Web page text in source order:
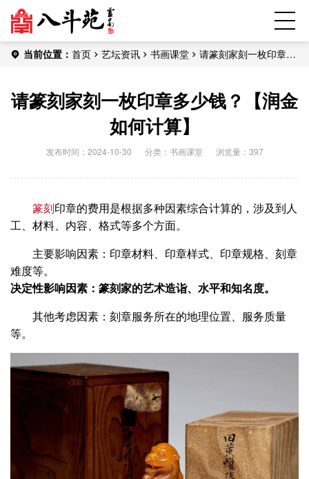
当前位置： 首页 艺坛资讯 书画课堂
请篆刻家刻一枚印章多
请篆刻家刻一枚印章多少钱？【润金
如何计算】
发布时间：2024-10-30 分类： 书画课堂 浏览量：397
篆刻印章的费用是根据多种因素综合计算的‌，涉及到人
工、材料、内容、格式等多个方面。
主要影响因素‌：印章材料、印章样式、印章规格、刻章
难度等‌。
‌决定性影响因素‌：篆刻家的艺术造诣、水平和知名度。
其他考虑因素‌：刻章服务所在的地理位置、服务质量
等‌。